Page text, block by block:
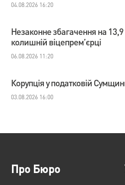
04.08.2026 16:20
Незаконне збагачення на
колишній віцепрем’єрці
06.08.2026 11:20
Корупція у податковій
03.08.2026 16:00
Про Бюро